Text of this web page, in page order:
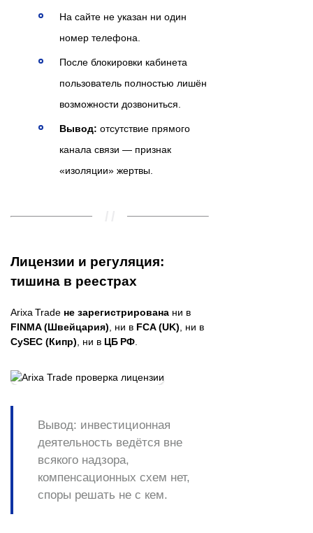
На сайте не указан ни один
номер телефона.
После блокировки кабинета
пользователь полностью лишён
возможности дозвониться.
Вывод: отсутствие прямого
канала связи — признак
«изоляции» жертвы.
Лицензии и регуляция:
тишина в реестрах
Arixa Trade не зарегистрирована ни в
FINMA (Швейцария) , ни в FCA (UK) , ни в
CySEC (Кипр) , ни в ЦБ РФ
Вывод: инвестиционная
деятельность ведётся вне
всякого надзора,
компенсационных схем нет,
споры решать не с кем.